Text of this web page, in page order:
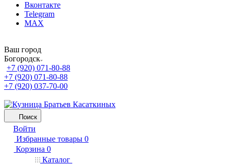
Вконтакте
Telegram
MAX
Ваш город
Богородск
+7 (920) 071-80-88
+7 (920) 071-80-88
+7 (920) 037-70-00
Поиск
Войти
Избранные товары 0
Корзина 0
Каталог